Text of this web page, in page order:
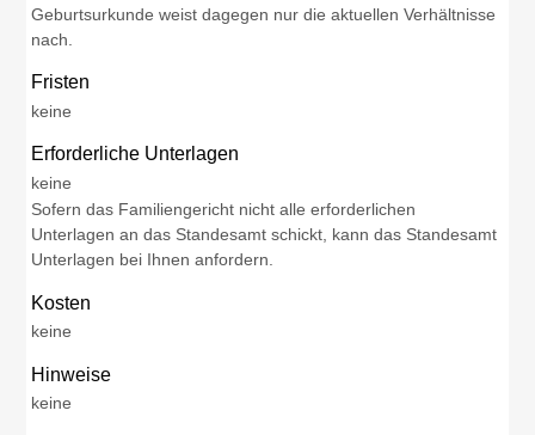
Geburtsurkunde weist dagegen nur die aktuellen Verhältnisse
nach.
Fristen
keine
Erforderliche Unterlagen
keine
Sofern das Familiengericht nicht alle erforderlichen
Unterlagen an das Standesamt schickt, kann das Standesamt
Unterlagen bei Ihnen anfordern.
Kosten
keine
Hinweise
keine